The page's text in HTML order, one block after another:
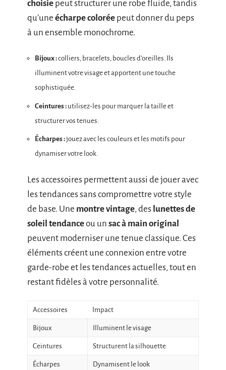
choisie peut structurer une robe fluide, tandis
qu’une écharpe colorée peut donner du peps
à un ensemble monochrome.
Bijoux :colliers, bracelets, boucles d’oreilles. Ils
illuminent votre visage et apportent une touche
sophistiquée.
Ceintures : utilisez-les pour marquer la taille et
structurer vos tenues.
Écharpes :jouez avec les couleurs et les motifs pour
dynamiser votre look.
Les accessoires permettent aussi de jouer avec
les tendances sans compromettre votre style
de base. Une montre vintage, des lunettes de
soleil tendanceou un sac à main original
peuvent moderniser une tenue classique. Ces
éléments créent une connexion entre votre
garde-robe et les tendances actuelles, tout en
restant fidèles à votre personnalité.
Accessoires Impact
Bijoux Illuminent le visage
Ceintures Structurent la silhouette
Écharpes Dynamisent le look